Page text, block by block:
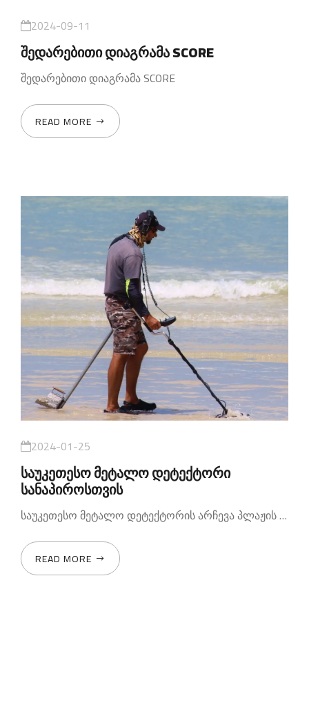
2024-09-11
შედარებითი დიაგრამა SCORE
შედარებითი დიაგრამა SCORE
READ MORE
2024-01-25
საუკეთესო მეტალო დეტექტორი
სანაპიროსთვის
საუკეთესო მეტალო დეტექტორის არჩევა პლაჟის საძიებლად დამოკიდებულია სხვადასხვა ფაქტორებზე
READ MORE